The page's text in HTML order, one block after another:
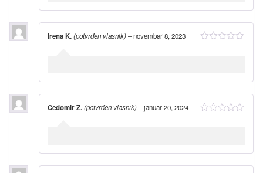
Irena K.(potvrđen vlasnik)–novembar 8, 2023
Čedomir Ž.(potvrđen vlasnik)–januar 20, 2024